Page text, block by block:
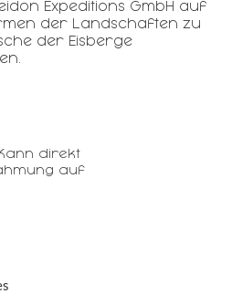
Expeditions GmbH auf
der Landschaften zu
der Eisberge
direkt
auf